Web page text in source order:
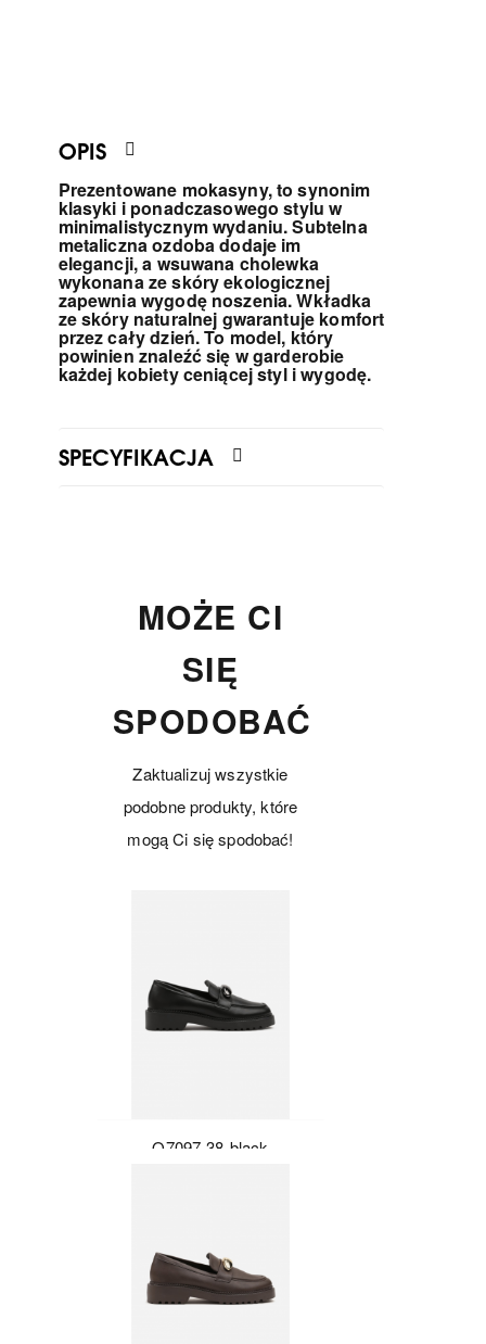
OPIS
Prezentowane mokasyny, to synonim
klasyki i ponadczasowego stylu w
minimalistycznym wydaniu. Subtelna
metaliczna ozdoba dodaje im
elegancji, a wsuwana cholewka
wykonana ze skóry ekologicznej
zapewnia wygodę noszenia. Wkładka
ze skóry naturalnej gwarantuje komfort
przez cały dzień. To model, który
powinien znaleźć się w garderobie
każdej kobiety ceniącej styl i wygodę.
SPECYFIKACJA
MOŻE CI
SIĘ
SPODOBAĆ
Zaktualizuj wszystkie
podobne produkty, które
mogą Ci się spodobać!
Q7097-38-black